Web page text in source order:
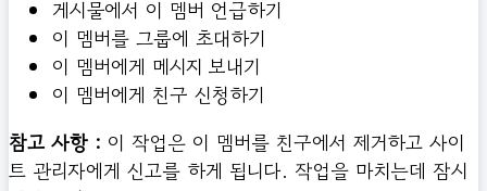
게시물에서 이 멤버 언급하기
이 멤버를 그룹에 초대하기
이 멤버에게 메시지 보내기
이 멤버에게 친구 신청하기
참고 사항 : 이 작업은 이 멤버를 친구에서 제거하고 사이
트 관리자에게 신고를 하게 됩니다. 작업을 마치는데 잠시